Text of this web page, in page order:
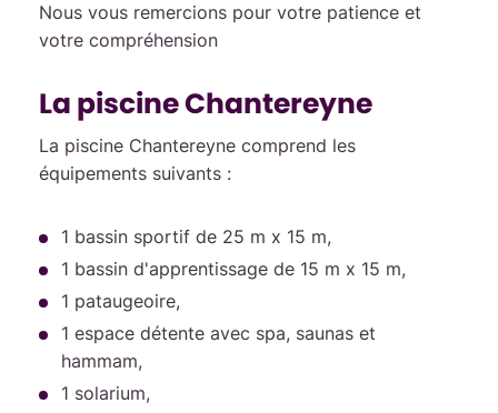
Nous vous remercions pour votre patience et
votre compréhension
La piscine Chantereyne
La piscine Chantereyne comprend les
équipements suivants :
1 bassin sportif de 25 m x 15 m,
1 bassin d'apprentissage de 15 m x 15 m,
1 pataugeoire,
1 espace détente avec spa, saunas et
hammam,
1 solarium,